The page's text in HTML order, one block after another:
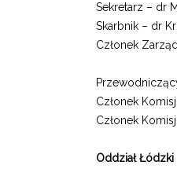
Sekretarz – dr
Skarbnik – dr
Członek
Członek
Członek
Oddział Łódzki